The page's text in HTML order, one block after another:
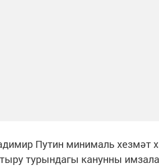
Путин минималь хезмәт
турындагы канунны